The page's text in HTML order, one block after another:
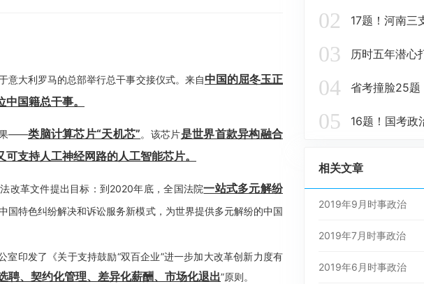
意大利罗马的总部举行总干事交接仪式。来自中国的屈冬玉正
国籍总干事。
果——类脑计算芯片“天机芯”。该芯片是世界首款异构融合
支持人工神经网路的人工智能芯片。
改革文件提出目标：到2020年底，全国法院一站式多元解纷
国特色纠纷解决和诉讼服务新模式，为世界提供多元解纷的中国
印发了《关于支持鼓励“双百企业”进一步加大改革创新力度有
聘、契约化管理、差异化薪酬、市场化退出”原则。
02 17题！河南三
03 历时五年潜心打造的“时
04 省考撞脸25题！26
05 16题！国考政
相关文章
2019年9月时事政治
2019年7月时事政治
2019年6月时事政治